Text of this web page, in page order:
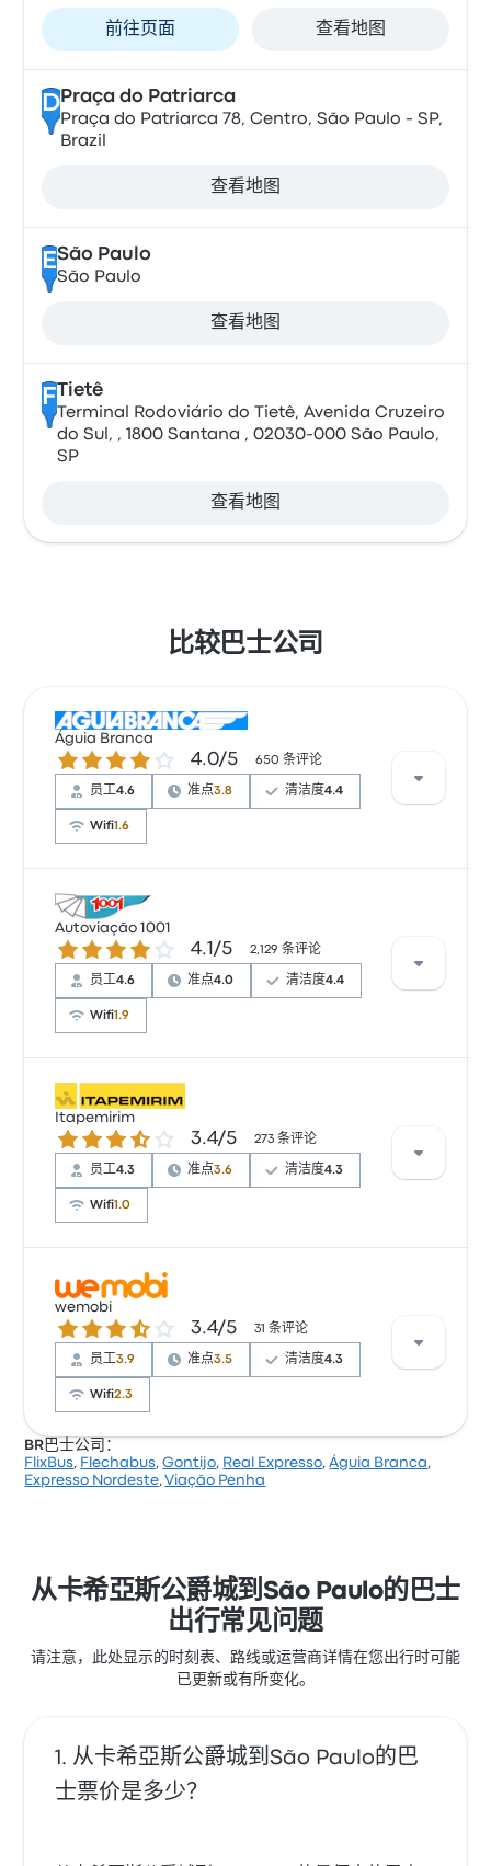
前往页面 查看地图
DPraça do Patriarca
Praça do Patriarca 78, Centro, São Paulo - SP,
Brazil
查看地图
ESão Paulo
São Paulo
查看地图
F Tietê
Terminal Rodoviário do Tietê, Avenida Cruzeiro
do Sul, , 1800 Santana , 02030-000 São Paulo,
SP
查看地图
比较巴士公司
Águia Branca
4.0 / 5 星 4.0/5 650 条评论
员工4.6 准点3.8 清洁度4.4
Wifi1.6
根据 650 条评论，该公司在 Busbud 上被评为 4 颗星。
旅客对 车票资源 和 员工 特别满意，但对 无线上网 经常
有所抱怨。 Águia Branca 在此路线提供的票价为 ¥197
Autoviação 1001
4.1 / 5 星 4.1/5 2,129 条评论
员工4.6 准点4.0 清洁度4.4
Wifi1.9
根据 2129 条评论，该公司在 Busbud 上被评为 4.1 颗
星。旅客对 座位 和 车票资源 特别满意，但对 无线上网
经常有所抱怨。 Autoviação 1001 在此路线提供的票价
为 ¥190 起
Itapemirim
3.4 / 5 星 3.4/5 273 条评论
员工4.3 准点3.6 清洁度4.3
Wifi1.0
根据 273 条评论，该公司在 Busbud 上被评为 3.4 颗星。
旅客对 出发地点 和 车票资源 特别满意，但对 无线上网
经常有所抱怨。 Itapemirim 在此路线提供的票价为
¥170 起
wemobi
3.4 / 5 星 3.4/5 31 条评论
员工3.9 准点3.5 清洁度4.3
Wifi2.3
根据 31 条评论，该公司在 Busbud 上被评为 3.4 颗星。
BR巴士公司：
FlixBus, Flechabus,Gontijo, Real Expresso,Águia Branca,
Expresso Nordeste,Viação Penha
从卡希亞斯公爵城到São Paulo的巴士
出行常见问题
请注意，此处显示的时刻表、路线或运营商详情在您出行时可能
已更新或有所变化。
从卡希亞斯公爵城到São Paulo的巴
士票价是多少？